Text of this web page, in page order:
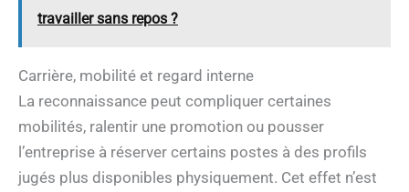
travailler sans repos ?
Carrière, mobilité et regard interne
La reconnaissance peut compliquer certaines
mobilités, ralentir une promotion ou pousser
l’entreprise à réserver certains postes à des profils
jugés plus disponibles physiquement. Cet effet n’est